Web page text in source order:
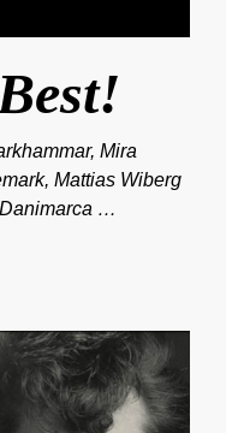
Mira
Mattias Wiberg
…